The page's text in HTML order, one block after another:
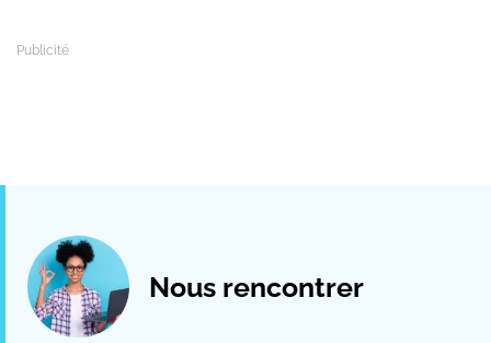
Nous rencontrer